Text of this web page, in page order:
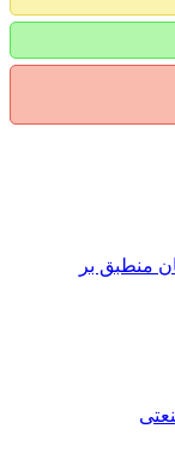
اصفهان منطبق بر